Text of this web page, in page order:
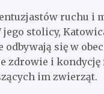
ruchu i
jego stolicy,
odbywają się w
zdrowie i
im zwierząt.